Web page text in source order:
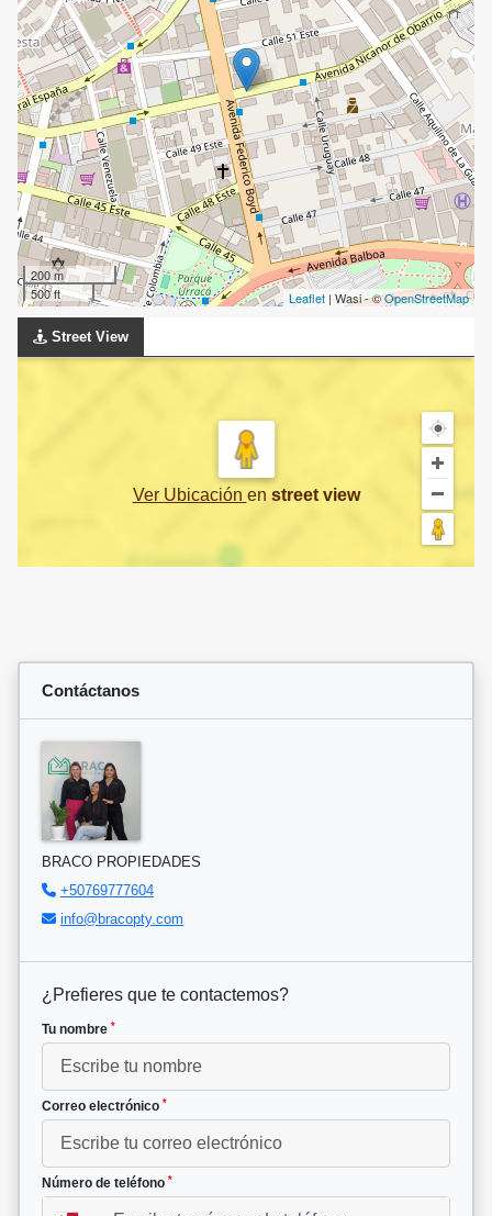
200 m
500 ft
Leaflet | Wasi - ©OpenStreetMap
Street View
Ver Ubicación en street view
Contáctanos
BRACO PROPIEDADES
+50769777604
info@bracopty.com
¿Prefieres que te contactemos?
Tu nombre *
Correo electrónico *
Número de teléfono *